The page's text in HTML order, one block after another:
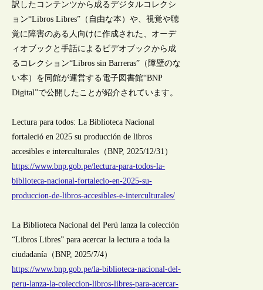
訳したコンテンツから成るデジタルコレクシ
ョン“Libros Libres”（自由な本）や、視覚や聴
覚に障害のある人向けに作成された、オーデ
ィオブックと手話によるビデオブックから成
るコレクション“Libros sin Barreras”（障壁のな
い本）を同館が運営する電子図書館“BNP
Digital”で公開したことが紹介されています。
Lectura para todos: La Biblioteca Nacional
fortaleció en 2025 su producción de libros
accesibles e interculturales（BNP, 2025/12/31）
https://www.bnp.gob.pe/lectura-para-todos-la-
biblioteca-nacional-fortalecio-en-2025-su-
produccion-de-libros-accesibles-e-interculturales/
La Biblioteca Nacional del Perú lanza la colección
“Libros Libres” para acercar la lectura a toda la
ciudadanía（BNP, 2025/7/4）
https://www.bnp.gob.pe/la-biblioteca-nacional-del-
peru-lanza-la-coleccion-libros-libres-para-acercar-